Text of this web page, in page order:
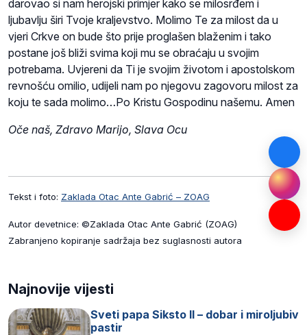
darovao si nam herojski primjer kako se milosrđem i
ljubavlju širi Tvoje kraljevstvo. Molimo Te za milost da u
vjeri Crkve on bude što prije proglašen blaženim i tako
postane još bliži svima koji mu se obraćaju u svojim
potrebama. Uvjereni da Ti je svojim životom i apostolskom
revnošću omilio, udijeli nam po njegovu zagovoru milost za
koju te sada molimo…Po Kristu Gospodinu našemu. Amen
Oče naš, Zdravo Marijo, Slava Ocu
Tekst i foto: Zaklada Otac Ante Gabrić – ZOAG
Autor devetnice: ©Zaklada Otac Ante Gabrić (ZOAG)
Zabranjeno kopiranje sadržaja bez suglasnosti autora
Najnovije vijesti
Sveti papa Siksto II – dobar i miroljubiv
pastir